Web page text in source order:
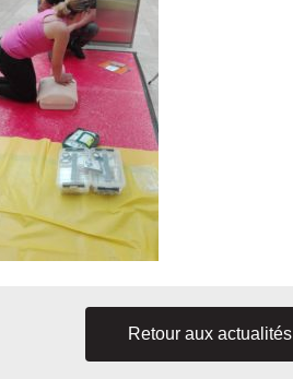
Retour aux actualités